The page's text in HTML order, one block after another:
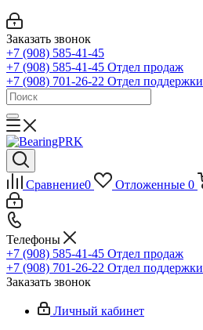
Заказать звонок
+7 (908) 585-41-45
+7 (908) 585-41-45 Отдел продаж
+7 (908) 701-26-22 Отдел поддержки
Сравнение0 Отложенные 0
Телефоны
+7 (908) 585-41-45 Отдел продаж
+7 (908) 701-26-22 Отдел поддержки
Заказать звонок
Личный кабинет